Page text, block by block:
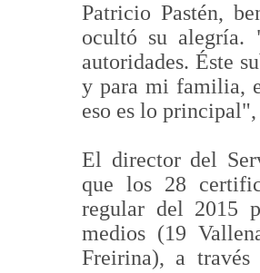
Patricio Pastén,
ocultó su
autoridades. Éste
y para mi familia,
eso es lo
El director del
que los 28
regular del 2015
medios (19
Freirina), a